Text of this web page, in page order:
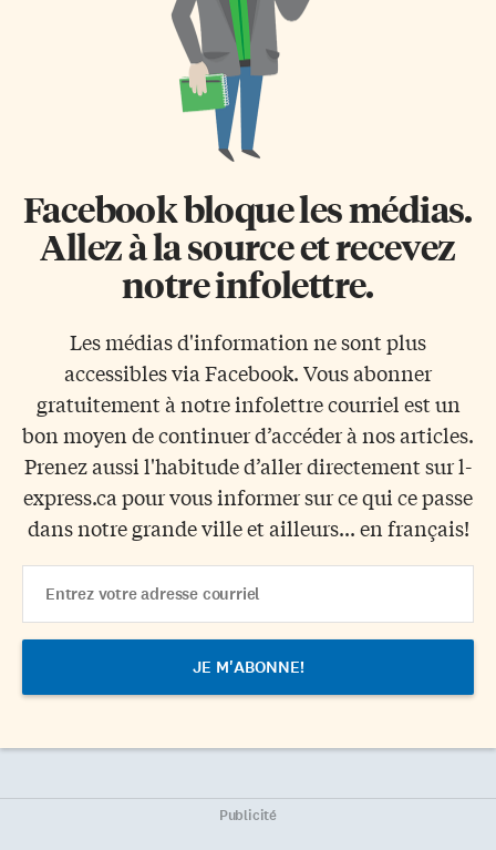
Facebook bloque les médias.
Allez à la source et recevez
notre infolettre.
Les médias d'information ne sont plus
accessibles via Facebook. Vous abonner
gratuitement à notre infolettre courriel est un
bon moyen de continuer d’accéder à nos articles.
Prenez aussi l'habitude d’aller directement sur l-
express.ca pour vous informer sur ce qui ce passe
dans notre grande ville et ailleurs... en français!
Address
Publicité